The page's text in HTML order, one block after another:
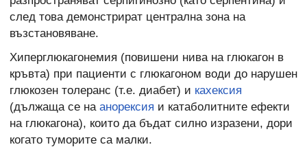
след това демонстрират централна зона на
възстановяване.
Хиперглюкагонемия (повишени нива на глюкагон в
кръвта) при пациенти с глюкагоном води до нарушен
глюкозен толеранс (т.е. диабет) и кахексия
(дължаща се на анорексия и катаболитните ефекти
на глюкагона), които да бъдат силно изразени, дори
когато туморите са малки.